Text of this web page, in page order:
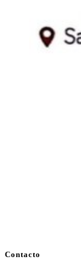
Contacto